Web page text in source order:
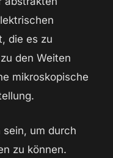
die es zu
den Weiten
mikroskopische
um durch
zu können.